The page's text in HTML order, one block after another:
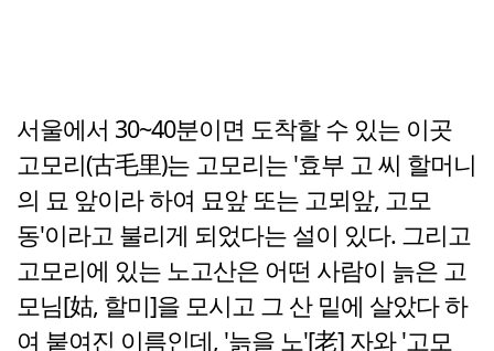
서울에서 30~40분이면 도착할 수 있는 이곳
고모리(古毛里)는 고모리는 '효부 고 씨 할머니
의 묘 앞이라 하여 묘앞 또는 고뫼앞, 고모
동'이라고 불리게 되었다는 설이 있다. 그리고
고모리에 있는 노고산은 어떤 사람이 늙은 고
모님[姑, 할미]을 모시고 그 산 밑에 살았다 하
여 붙여진 이름인데, '늙을 노'[老] 자와 '고모